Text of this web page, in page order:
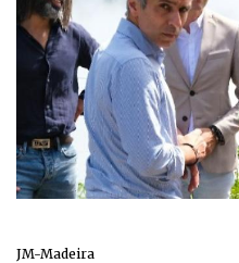
JM-Madeira